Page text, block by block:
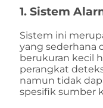
1. Sistem
Sistem ini
yang sederhana
berukuran kecil
perangkat
namun tidak
spesifik sumber